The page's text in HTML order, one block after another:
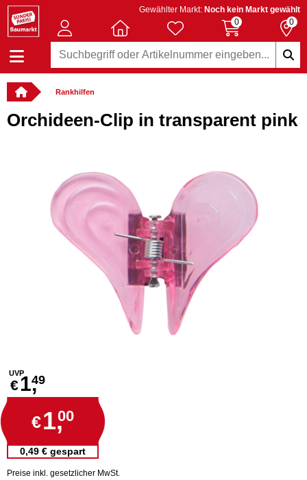
Gewählter Markt: Noch kein Markt gewählt
0
0
Rankhilfen
Orchideen-Clip in transparent pink
UVP
€1,49
€1,00
0,49 € gespart
Preise inkl. gesetzlicher MwSt.